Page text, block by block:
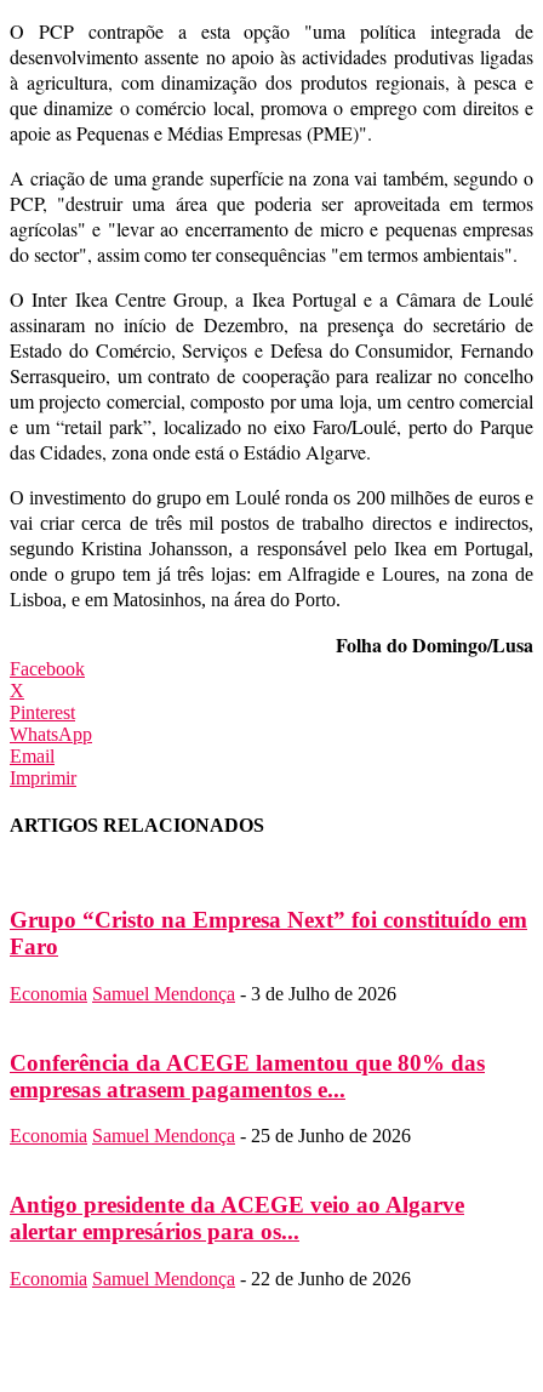
O PCP contrapõe a esta opção "uma política integrada de
desenvolvimento assente no apoio às actividades produtivas ligadas
à agricultura, com dinamização dos produtos regionais, à pesca e
que dinamize o comércio local, promova o emprego com direitos e
apoie as Pequenas e Médias Empresas (PME)".
A criação de uma grande superfície na zona vai também, segundo o
PCP, "destruir uma área que poderia ser aproveitada em termos
agrícolas" e "levar ao encerramento de micro e pequenas empresas
do sector", assim como ter consequências "em termos ambientais".
O Inter Ikea Centre Group, a Ikea Portugal e a Câmara de Loulé
assinaram no início de Dezembro, na presença do secretário de
Estado do Comércio, Serviços e Defesa do Consumidor, Fernando
Serrasqueiro, um contrato de cooperação para realizar no concelho
um projecto comercial, composto por uma loja, um centro comercial
e um “retail park”, localizado no eixo Faro/Loulé, perto do Parque
das Cidades, zona onde está o Estádio Algarve.
O investimento do grupo em Loulé ronda os 200 milhões de euros e
vai criar cerca de três mil postos de trabalho directos e indirectos,
segundo Kristina Johansson, a responsável pelo Ikea em Portugal,
onde o grupo tem já três lojas: em Alfragide e Loures, na zona de
Lisboa, e em Matosinhos, na área do Porto.
Folha do Domingo/Lusa
Facebook
X
Pinterest
WhatsApp
Email
Imprimir
ARTIGOS RELACIONADOS
Grupo “Cristo na Empresa Next” foi constituído em
Faro
Economia Samuel Mendonça - 3 de Julho de 2026
Conferência da ACEGE lamentou que 80% das
empresas atrasem pagamentos e...
Economia Samuel Mendonça - 25 de Junho de 2026
Antigo presidente da ACEGE veio ao Algarve
alertar empresários para os...
Economia Samuel Mendonça - 22 de Junho de 2026